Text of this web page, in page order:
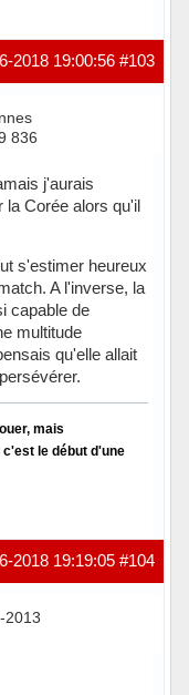
#103
2018 19:00:56
836
j'aurais
la Corée alors qu'il
s'estimer heureux
A l'inverse, la
capable de
multitude
qu'elle allait
mais
le début d'une
#104
2018 19:19:05
2013